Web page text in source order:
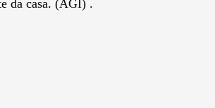
da casa. (AGI) .